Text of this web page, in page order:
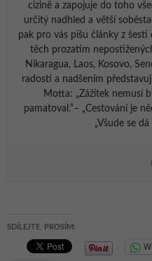
cizině a zapojuje do toho
určitý nadhled a větší
pak pro vás píšu články z
těch prozatím
Nikaragua, Laos, Kosovo,
radostí a nadšením
Motta: „Zážitek nemusí
pamatoval.“– „Cestování je
„Všude se
SDÍLEJTE, PROSÍM: